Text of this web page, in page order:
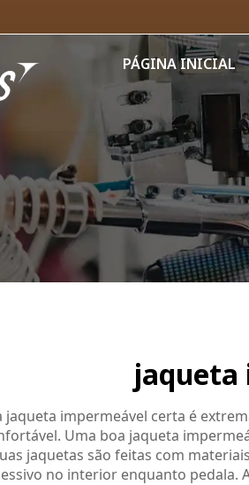
PÁGINA INICIAL
jaqueta
jaqueta impermeável certa é
Uma boa jaqueta
jaquetas são feitas com
no interior enquanto pedala.